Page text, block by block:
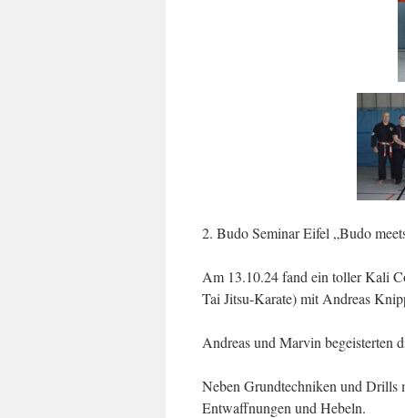
2. Budo Seminar Eifel „Budo
Am 13.10.24 fand ein toller Kali
Tai Jitsu-Karate) mit Andreas
Andreas und Marvin begeisterten
Neben Grundtechniken und Drills
Entwaffnungen und Hebeln.